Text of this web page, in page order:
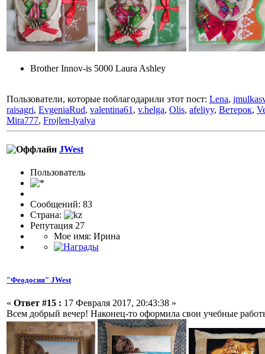
Brother Innov-is 5000 Laura Ashley
Пользователи, которые поблагодарили этот пост: Lena,
raisagri, EvgeniaRud, valentina61 , v.helga, Olis, afeliyy, Ветерок,
Mira777, Frojlen-lyalya
JWest
Пользовaтeль
Сообщений: 83
Страна:
Репутация 27
Мое имя: Ирина
"Феодосия" JWest
« Ответ #15 : 17 Февраля 2017, 20:43:38 »
Всем добрый вечер! Наконец-то оформила свои учебные